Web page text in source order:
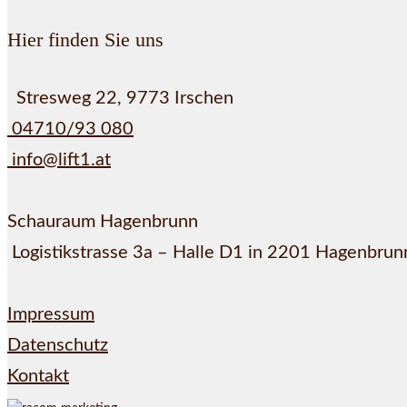
Hier finden Sie uns
Stresweg 22, 9773 Irschen
04710/93 080
info@lift1.at
Schauraum Hagenbrunn
Logistikstrasse 3a – Halle D1 in 2201
Impressum
Datenschutz
Kontakt